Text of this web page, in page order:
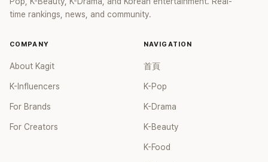
time rankings, news, and community.
COMPANY
About Kagit
K-Influencers
For Brands
For Creators
NAVIGATION
首頁
K-Pop
K-Drama
K-Beauty
K-Food